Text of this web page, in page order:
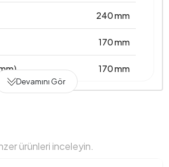
240 mm
170 mm
170 mm
Devamını Gör
ürünleri inceleyin.